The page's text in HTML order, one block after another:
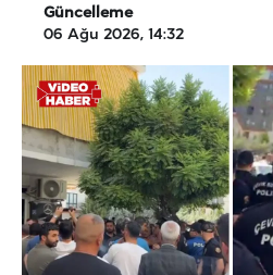
Güncelleme
06 Ağu 2026, 14:32